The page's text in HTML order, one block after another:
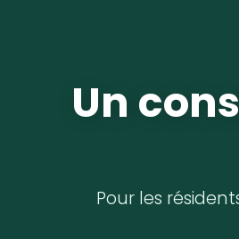
Un
Pour les